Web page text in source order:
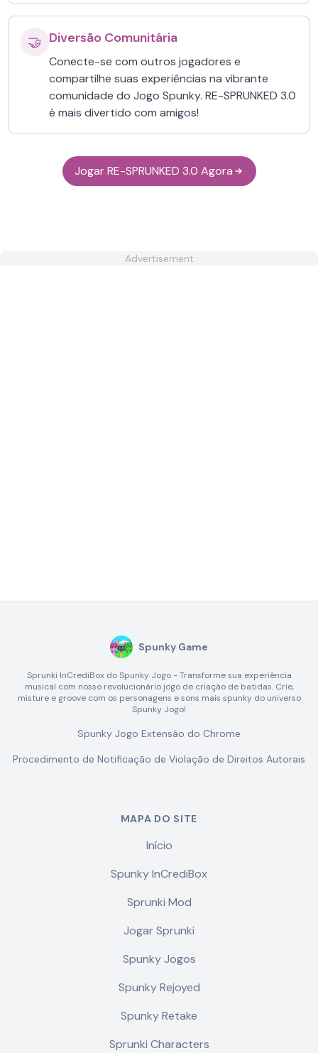
🤝 Diversão Comunitária
Conecte-se com outros jogadores e
compartilhe suas experiências na vibrante
comunidade do Jogo Spunky. RE-SPRUNKED 3.0
é mais divertido com amigos!
Jogar RE-SPRUNKED 3.0 Agora
Advertisement
Spunky Game
Sprunki InCrediBox do Spunky Jogo - Transforme sua experiência
musical com nosso revolucionário jogo de criação de batidas. Crie,
misture e groove com os personagens e sons mais spunky do universo
Spunky Jogo!
Spunky Jogo Extensão do Chrome
Procedimento de Notificação de Violação de Direitos Autorais
MAPA DO SITE
Início
Spunky InCrediBox
Sprunki Mod
Jogar Sprunki
Spunky Jogos
Spunky Rejoyed
Spunky Retake
Sprunki Characters